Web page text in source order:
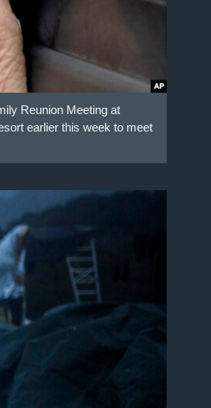
Reunion Meeting at
earlier this week to meet